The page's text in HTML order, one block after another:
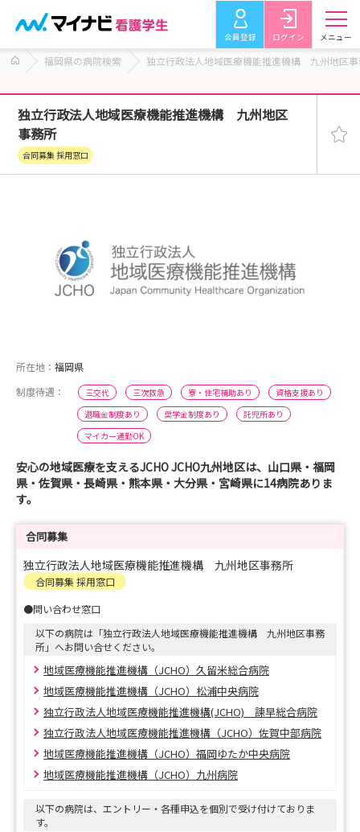
会員登録 ログイン メニュー
福岡県の病院検索 独立行政法人地域医療機能推進機構 九州地区
独立行政法人地域医療機能推進機構 九州地区
事務所
合同募集 採用窓口
所在地： 福岡県
制度待遇：
三交代 三次救急 寮・住宅補助あり
資格支援あり
退職金制度あり
奨学金制度あり
託児所あり
マイカー通勤OK
安心の地域医療を支えるJCHO JCHO九州地区は、山口県・福岡
県・佐賀県・長崎県・熊本県・大分県・宮崎県に14病院ありま
す。
合同募集
独立行政法人地域医療機能推進機構 九州地区事務所
合同募集 採用窓口
●問い合わせ窓口
以下の病院は「独立行政法人地域医療機能推進機構 九州地区事務
所」へお問い合せください。
地域医療機能推進機構（JCHO）久留米総合病院
地域医療機能推進機構（JCHO）松浦中央病院
独立行政法人地域医療機能推進機構(JCHO) 諫早総合病院
独立行政法人地域医療機能推進機構（JCHO）佐賀中部病院
地域医療機能推進機構（JCHO）福岡ゆたか中央病院
地域医療機能推進機構（JCHO）九州病院
以下の病院は、エントリー・各種申込を個別で受け付けておりま
す。